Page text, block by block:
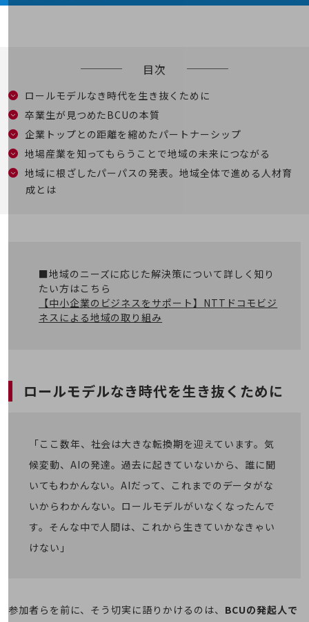
コミュニケーション・情報共有
職場環境整備
地域共創・地方創生
セキュリティ対策
遠隔監視
業種・業態で探す
業種・業態で探すTOP
観光
モビリティ
製造・建設業
キーワードで探す
モバイルTOP
法人向けスマホ・携帯に関する、
ビジネス向けスマートフォン
目次
ロールモデルなき時代を生き抜くために
卒業生が見つめたBCUの本質
企業トップとの距離を縮めたパートナーシップ
地場産業を知ってもらうことで地域の未来につながる
地域に根ざしたパーパスの発表。地域全体で進める人材育
成とは
■地域のニーズに応じた解決策について詳しく知り
たい方はこちら
【中小企業のビジネスをサポート】NTTドコモビジ
ネスによる地域の取り組み
ロールモデルなき時代を生き抜くために
「ここ数年、社会は大きな転換期を迎えています。気
候変動、AIの発達。過去に起きていないから、誰に聞
いてもわかんない。AIだって、これまでのデータがな
いからわかんない。ロールモデルがいなくなったんで
す。そんな中で人間は、これから生きていかなきゃい
けない」
参加者らを前に、そう切実に語りかけるのは、 BCUの発起人で